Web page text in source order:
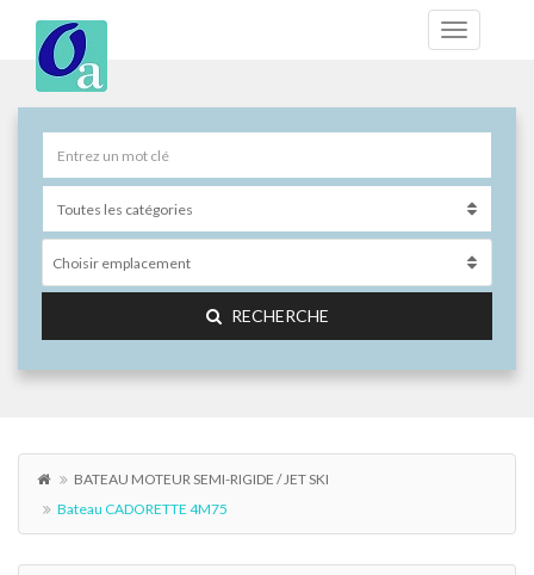
Choisir emplacement
RECHERCHE
BATEAU MOTEUR SEMI-RIGIDE / JET SKI
Bateau CADORETTE 4M75